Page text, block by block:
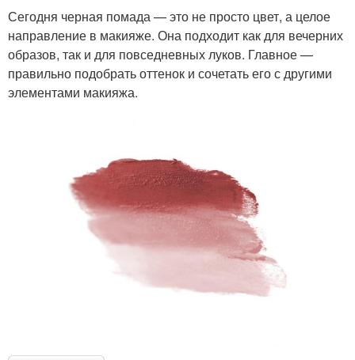
Сегодня черная помада — это не просто цвет, а целое
направление в макияже. Она подходит как для вечерних
образов, так и для повседневных луков. Главное —
правильно подобрать оттенок и сочетать его с другими
элементами макияжа.